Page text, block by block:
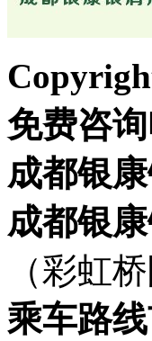
免费咨
成都银
成都银
（彩虹
乘车路